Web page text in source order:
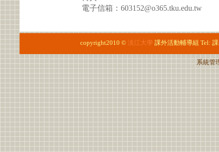
電子信箱：603152@o365.tku.edu.tw
copyright2010 © 淡江大學 課外活動輔導組 Tel:
系統管